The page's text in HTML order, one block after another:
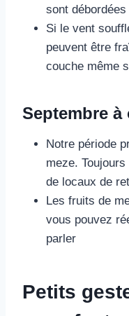
sont
Si le vent
peuvent être
couche même
Septembre à
Notre période
meze.
de locaux de
Les fruits de
vous pouvez
parler
Petits